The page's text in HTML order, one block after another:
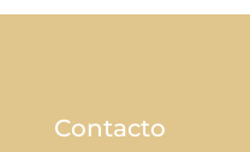
Contacto